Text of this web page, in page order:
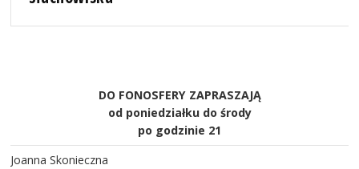
DO FONOSFERY ZAPRASZAJĄ
od poniedziałku do środy
po godzinie 21
Joanna Skonieczna